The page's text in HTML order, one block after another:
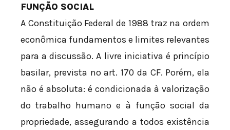
FUNÇÃO SOCIAL
A Constituição Federal de 1988 traz na ordem
econômica fundamentos e limites relevantes
para a discussão. A livre iniciativa é princípio
basilar, prevista no art. 170 da CF. Porém, ela
não é absoluta: é condicionada à valorização
do trabalho humano e à função social da
propriedade, assegurando a todos existência